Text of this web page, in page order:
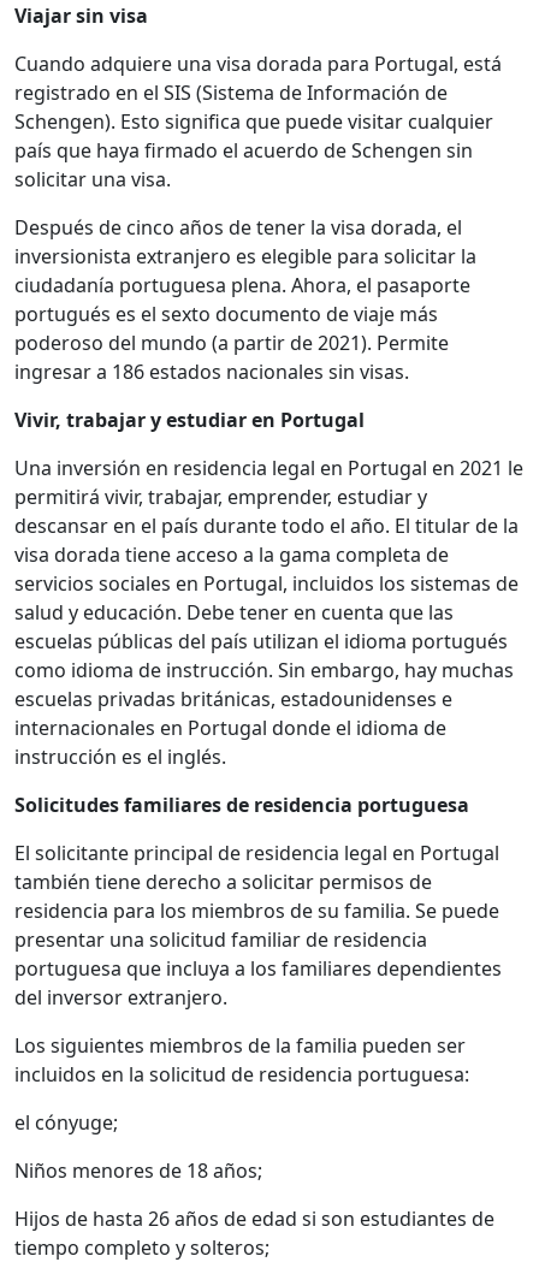
Viajar sin visa
Cuando adquiere una visa dorada para Portugal, está
registrado en el SIS (Sistema de Información de
Schengen). Esto significa que puede visitar cualquier
país que haya firmado el acuerdo de Schengen sin
solicitar una visa.
Después de cinco años de tener la visa dorada, el
inversionista extranjero es elegible para solicitar la
ciudadanía portuguesa plena. Ahora, el pasaporte
portugués es el sexto documento de viaje más
poderoso del mundo (a partir de 2021). Permite
ingresar a 186 estados nacionales sin visas.
Vivir, trabajar y estudiar en Portugal
Una inversión en residencia legal en Portugal en 2021 le
permitirá vivir, trabajar, emprender, estudiar y
descansar en el país durante todo el año. El titular de la
visa dorada tiene acceso a la gama completa de
servicios sociales en Portugal, incluidos los sistemas de
salud y educación. Debe tener en cuenta que las
escuelas públicas del país utilizan el idioma portugués
como idioma de instrucción. Sin embargo, hay muchas
escuelas privadas británicas, estadounidenses e
internacionales en Portugal donde el idioma de
instrucción es el inglés.
Solicitudes familiares de residencia portuguesa
El solicitante principal de residencia legal en Portugal
también tiene derecho a solicitar permisos de
residencia para los miembros de su familia. Se puede
presentar una solicitud familiar de residencia
portuguesa que incluya a los familiares dependientes
del inversor extranjero.
Los siguientes miembros de la familia pueden ser
incluidos en la solicitud de residencia portuguesa:
el cónyuge;
Niños menores de 18 años;
Hijos de hasta 26 años de edad si son estudiantes de
tiempo completo y solteros;